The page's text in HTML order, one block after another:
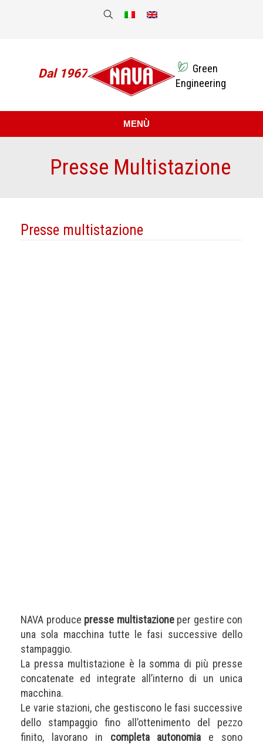
Dal 1967
Green
Engineering
MENÙ
Presse Multistazione
Presse multistazione
NAVA produce presse multistazioneper gestire con
una sola macchina tutte le fasi successive dello
stampaggio.
La pressa multistazione è la somma di più presse
concatenate ed integrate all’interno di un unica
macchina.
Le varie stazioni, che gestiscono le fasi successive
dello stampaggio fino all’ottenimento del pezzo
finito, lavorano in completa autonomia e sono